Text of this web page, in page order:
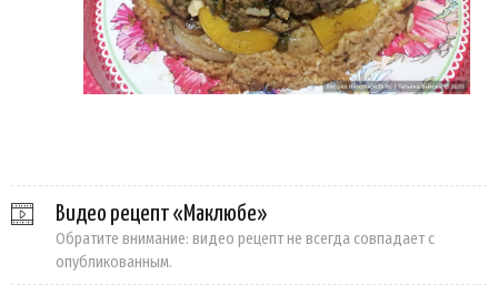
Видео рецепт «Маклюбе»
Обратите внимание: видео рецепт не всегда совпадает с
опубликованным.